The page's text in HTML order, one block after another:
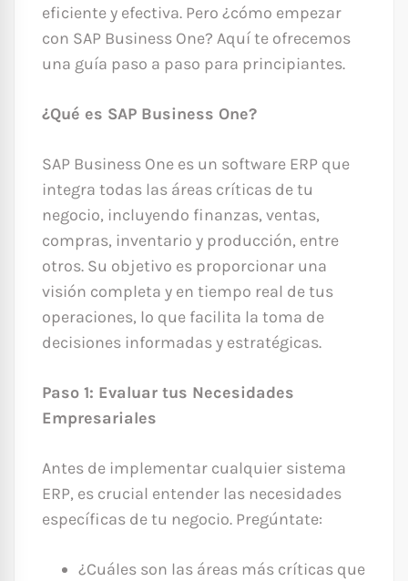
eficiente y efectiva. Pero ¿cómo empezar
con SAP Business One? Aquí te ofrecemos
una guía paso a paso para principiantes.
¿Qué es SAP Business One?
SAP Business One es un software ERP que
integra todas las áreas críticas de tu
negocio, incluyendo finanzas, ventas,
compras, inventario y producción, entre
otros. Su objetivo es proporcionar una
visión completa y en tiempo real de tus
operaciones, lo que facilita la toma de
decisiones informadas y estratégicas.
Paso 1: Evaluar tus Necesidades
Empresariales
Antes de implementar cualquier sistema
ERP, es crucial entender las necesidades
específicas de tu negocio. Pregúntate:
¿Cuáles son las áreas más críticas que